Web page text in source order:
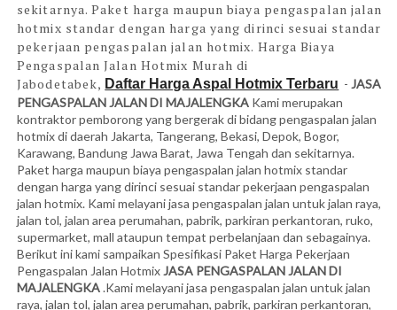
sekitarnya. Paket harga maupun biaya pengaspalan jalan
hotmix standar dengan harga yang dirinci sesuai standar
pekerjaan pengaspalan jalan hotmix. Harga Biaya
Pengaspalan Jalan Hotmix Murah di
Jabodetabek, Daftar Harga Aspal Hotmix Terbaru - JASA
PENGASPALAN JALAN DI MAJALENGKA Kami merupakan
kontraktor pemborong yang bergerak di bidang pengaspalan jalan
hotmix di daerah Jakarta, Tangerang, Bekasi, Depok, Bogor,
Karawang, Bandung Jawa Barat, Jawa Tengah dan sekitarnya.
Paket harga maupun biaya pengaspalan jalan hotmix standar
dengan harga yang dirinci sesuai standar pekerjaan pengaspalan
jalan hotmix. Kami melayani jasa pengaspalan jalan untuk jalan raya,
jalan tol, jalan area perumahan, pabrik, parkiran perkantoran, ruko,
supermarket, mall ataupun tempat perbelanjaan dan sebagainya.
Berikut ini kami sampaikan Spesifikasi Paket Harga Pekerjaan
Pengaspalan Jalan Hotmix JASA PENGASPALAN JALAN DI
MAJALENGKA.Kami melayani jasa pengaspalan jalan untuk jalan
raya, jalan tol, jalan area perumahan, pabrik, parkiran perkantoran,